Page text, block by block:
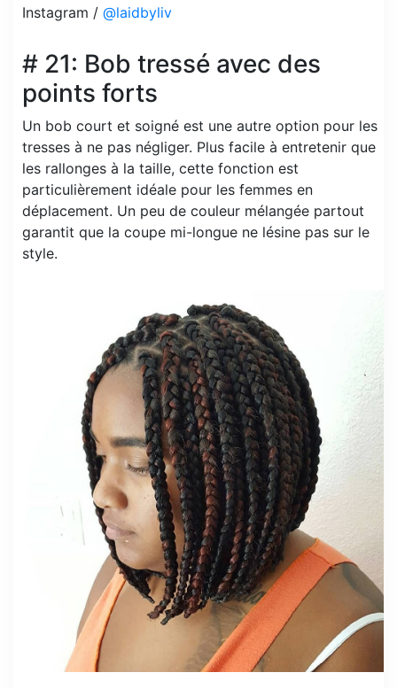
Instagram / @laidbyliv
# 21: Bob tressé avec des
points forts
Un bob court et soigné est une autre option pour les
tresses à ne pas négliger. Plus facile à entretenir que
les rallonges à la taille, cette fonction est
particulièrement idéale pour les femmes en
déplacement. Un peu de couleur mélangée partout
garantit que la coupe mi-longue ne lésine pas sur le
style.